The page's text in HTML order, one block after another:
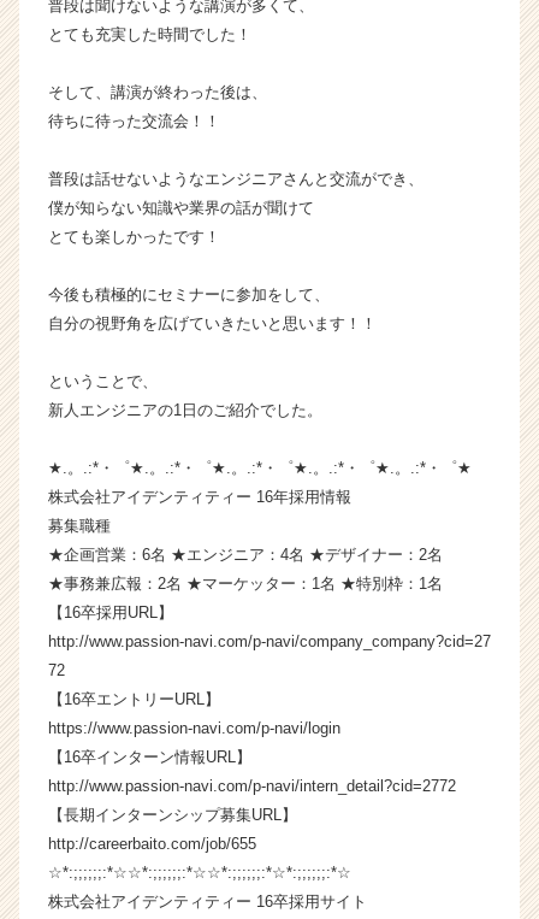
長
企
か
ら
ウ
ト
が
く
就
ト
ア
キ
ア
（C
e
r
r
e
e
r）
普段は聞けないような講演が多くて、
とても充実した時間でした！
そして、講演が終わった後は、
待ちに待った交流会！！
普段は話せないようなエンジニアさんと交流ができ、
僕が知らない知識や業界の話が聞けて
とても楽しかったです！
今後も積極的にセミナーに参加をして、
自分の視野角を広げていきたいと思います！！
ということで、
新人エンジニアの1日のご紹介でした。
★.。.:*・゜★.。.:*・゜★.。.:*・゜★.。.:*・゜★.。.:*・゜★
株式会社アイデンティティー 16年採用情報
募集職種
★企画営業：6名 ★エンジニア：4名 ★デザイナー：2名
★事務兼広報：2名 ★マーケッター：1名 ★特別枠：1名
【16卒採用URL】
http://www.passion-navi.com/p-navi/company_company?cid=27
72
【16卒エントリーURL】
https://www.passion-navi.com/p-navi/login
【16卒インターン情報URL】
http://www.passion-navi.com/p-navi/intern_detail?cid=2772
【長期インターンシップ募集URL】
http://careerbaito.com/job/655
☆*:;;;;;;:*☆☆*:;;;;;;:*☆☆*:;;;;;;:*☆*:;;;;;;:*☆
株式会社アイデンティティー 16卒採用サイト